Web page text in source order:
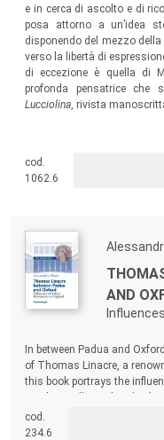
e in cerca di ascolto e di
posa attorno a un’idea
disponendo del mezzo
verso la libertà di
di eccezione è quella di
profonda pensatrice che
Lucciolina, rivista
cod.
1062.6
AND
In between Padua and
of Thomas Linacre, a
this book portrays the
cod.
234.6